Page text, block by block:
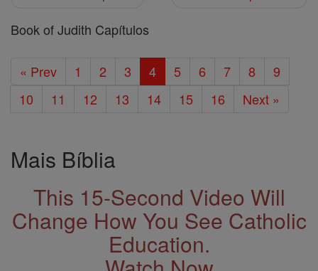
Book of Judith Capítulos
« Prev 1 2 3 4 5 6 7 8
9
10
11 12 13 14 15 16 Next »
Mais Bíblia
This 15-Second Video Will
Change How You See Catholic
Education.